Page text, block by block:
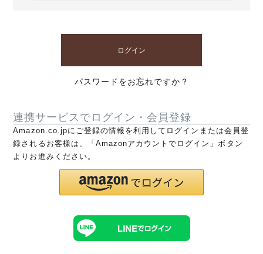
ログイン
パスワードをお忘れですか？
連携サービスでログイン・会員登録
Amazon.co.jpにご登録の情報を利用してログインまたは会員登
録されるお客様は、「Amazonアカウントでログイン」ボタン
よりお進みください。